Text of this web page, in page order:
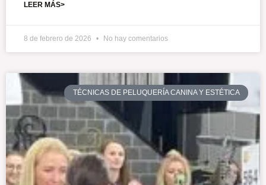
LEER MÁS>
8 de febrero de 2026 No hay comentarios
TÉCNICAS DE PELUQUERÍA CANINA Y ESTÉTICA